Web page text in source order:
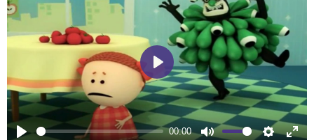
00:00
Play